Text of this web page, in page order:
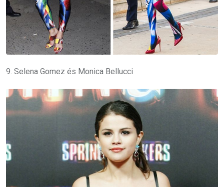
9. Selena Gomez és Monica Bellucci